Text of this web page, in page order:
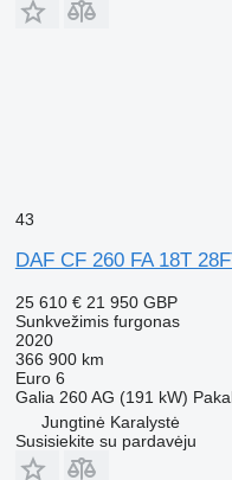
43
DAF CF 260 FA 18T
25 610 € 21 950 GBP
Sunkvežimis furgonas
2020
366 900 km
Euro 6
Galia 260 AG (191 kW)
Jungtinė Karalystė
Susisiekite su pardavėju